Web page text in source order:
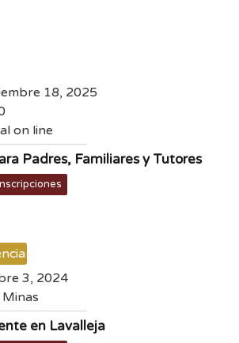
18, 2025
on line
Padres, Familiares y Tutores
3, 2024
en Lavalleja